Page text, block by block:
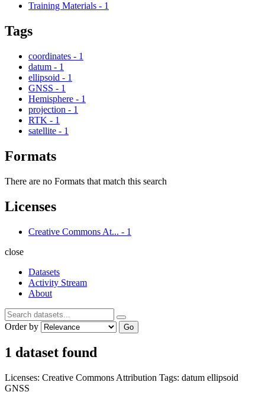
Training Materials - 1
Tags
coordinates - 1
datum - 1
ellipsoid - 1
GNSS - 1
Hemisphere - 1
projection - 1
RTK - 1
satellite - 1
Formats
There are no Formats that match this search
Licenses
Creative Commons At... - 1
close
Datasets
Activity Stream
About
Order by Go
1 dataset found
Licenses: Creative Commons Attribution Tags: datum ellipsoid
GNSS